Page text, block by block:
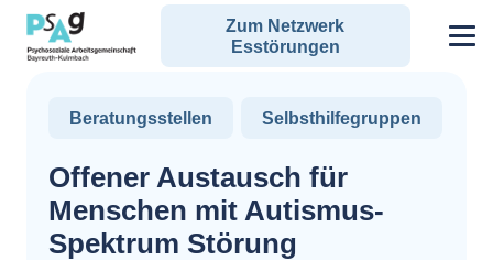
Zum Netzwerk
Esstörungen
Beratungsstellen Selbsthilfegruppen
Offener Austausch für
Menschen mit Autismus-
Spektrum Störung